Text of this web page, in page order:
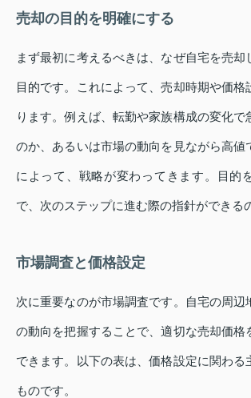
売却の目的を明確にする
まず最初に考えるべきは、なぜ自宅を売却
目的です。これによって、売却時期や価格
ります。例えば、転勤や家族構成の変化で
のか、あるいは市場の動向を見ながら高値
によって、戦略が変わってきます。目的
で、次のステップに進む際の指針ができる
市場調査と価格設定
次に重要なのが市場調査です。自宅の周辺
の動向を把握することで、適切な売却価格
できます。以下の表は、価格設定に関わる
ものです。